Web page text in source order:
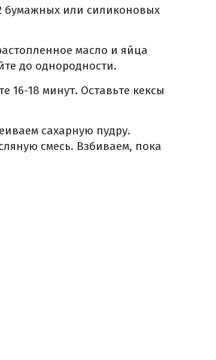
бумажных или силиконовых
масло и яйца
до однородности.
16-18 минут. Оставьте кексы
сахарную пудру.
смесь. Взбиваем, пока